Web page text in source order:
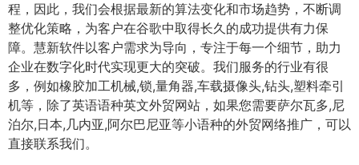
程，因此，我们会根据最新的算法变化和市场趋势，不断调
整优化策略，为客户在谷歌中取得长久的成功提供有力保
障。慧新软件以客户需求为导向，专注于每一个细节，助力
企业在数字化时代实现更大的突破。我们服务的行业有很
多，例如橡胶加工机械,锁,量角器,车载摄像头,钻头,塑料牵引
机等，除了英语语种英文外贸网站，如果您需要萨尔瓦多,尼
泊尔,日本,几内亚,阿尔巴尼亚等小语种的外贸网络推广，可以
直接联系我们。